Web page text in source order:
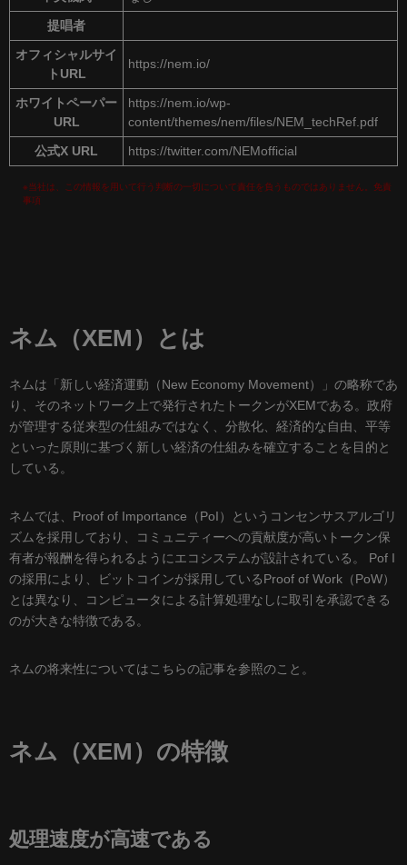
提唱者
オフィシャルサイ
トURL
https://nem.io/
ホワイトペーパー
URL
https://nem.io/wp-
content/themes/nem/files/NEM_techRef.pdf
公式X URL
https://twitter.com/NEMofficial
※当社は、この情報を用いて行う判断の一切について責任を負うものではありません。 免責
事項
ネム（XEM）とは
ネムは「新しい経済運動（New Economy Movement）」の略称であ
り、そのネットワーク上で発行されたトークンがXEMである。政府
が管理する従来型の仕組みではなく、分散化、経済的な自由、平等
といった原則に基づく新しい経済の仕組みを確立することを目的と
している。
ネムでは、Proof of Importance（PoI）というコンセンサスアルゴリ
ズムを採用しており、コミュニティーへの貢献度が高いトークン保
有者が報酬を得られるようにエコシステムが設計されている。 Pof I
の採用により、ビットコインが採用しているProof of Work（PoW）
とは異なり、コンピュータによる計算処理なしに取引を承認できる
のが大きな特徴である。
ネムの将来性については こちらの記事を参照のこと。
ネム（XEM）の特徴
処理速度が高速である